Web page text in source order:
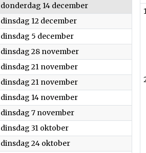
donderdag 14 december2023
dinsdag 12 december2023
dinsdag 5 december2023
dinsdag 28 november2023
dinsdag 21 november2023
dinsdag 21 november2023
dinsdag 14 november2023
dinsdag 7 november2023
dinsdag 31 oktober2023
dinsdag 24 oktober2023